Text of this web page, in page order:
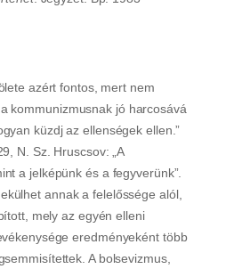
azért fontos, mert nem
kommunizmusnak jó harcosává
küzdj az ellenségek ellen.”
N. Sz. Hruscsov: „A
a jelképünk és a fegyverünk”.
annak a felelőssége alól,
mely az egyén elleni
eredményeként több
A bolsevizmus,